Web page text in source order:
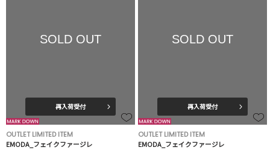
SOLD OUT
再入荷受付
OUTLET LIMITED ITEM
EMODA_フェイクファージレ
SOLD OUT
再入荷受付
OUTLET LIMITED ITEM
EMODA_フェイクファージレ